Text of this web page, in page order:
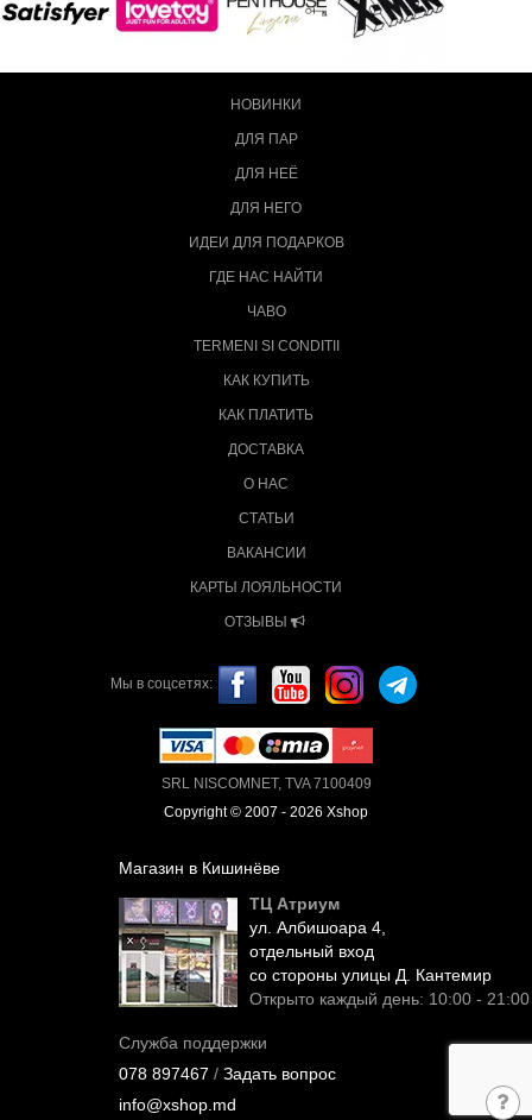
НОВИНКИ
ДЛЯ ПАР
ДЛЯ НЕЁ
ДЛЯ НЕГО
ИДЕИ ДЛЯ ПОДАРКОВ
ГДЕ НАС НАЙТИ
ЧАВО
TERMENI SI CONDITII
КАК КУПИТЬ
КАК ПЛАТИТЬ
ДОСТАВКА
О НАС
СТАТЬИ
ВАКАНСИИ
КАРТЫ ЛОЯЛЬНОСТИ
ОТЗЫВЫ
Мы в соцсетях:
SRL NISCOMNET, TVA 7100409
Copyright © 2007 - 2026 Xshop
Магазин в Кишинёве
ТЦ Атриум
ул. Албишоара 4,
отдельный вход
со стороны улицы Д. Кантемир
Открыто каждый день: 10:00 - 21:00
Служба поддержки
078 897467 / Задать вопрос
info@xshop.md